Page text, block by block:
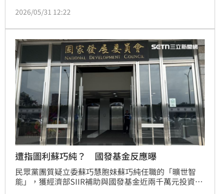
治療。然而，一紙親子鑑定報告卻揭露殘酷真相，證實
養及醫療支出並求償精神損害。法院審理後認定女方存
在明顯過錯，判決須賠償男子共16萬元人民幣，並由女
方負責撫養孩子。
2026/05/31 12:22
遭指圖利蘇巧純？ 國發基金反應曝
民眾黨團質疑立委蘇巧慧胞妹蘇巧純任職的「曠世智
能」，獲經濟部SIIR補助與國發基金近兩千萬元投資，